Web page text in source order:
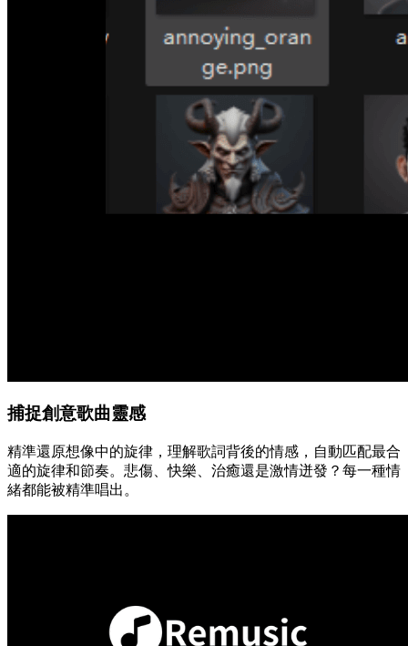
捕捉創意歌曲靈感
精準還原想像中的旋律，理解歌詞背後的情感，自動匹配最合
適的旋律和節奏。悲傷、快樂、治癒還是激情迸發？每一種情
緒都能被精準唱出。